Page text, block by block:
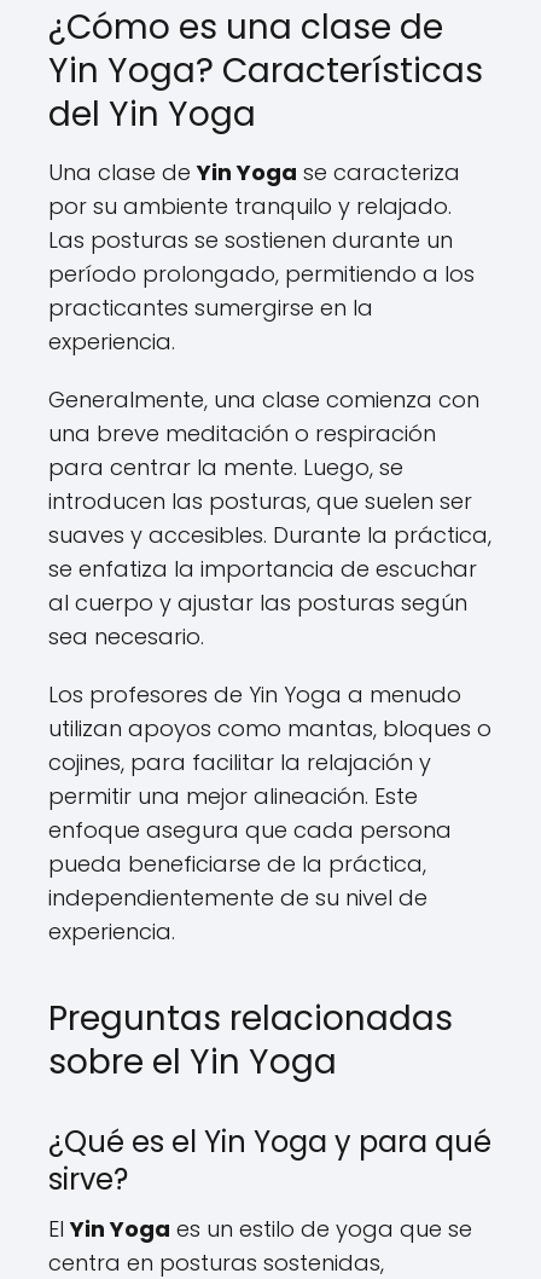
¿Cómo es una clase de
Yin Yoga? Características
del Yin Yoga
Una clase deYin Yoga se caracteriza
por su ambiente tranquilo y relajado.
Las posturas se sostienen durante un
período prolongado, permitiendo a los
practicantes sumergirse en la
experiencia.
Generalmente, una clase comienza con
una breve meditación o respiración
para centrar la mente. Luego, se
introducen las posturas, que suelen ser
suaves y accesibles. Durante la práctica,
se enfatiza la importancia de escuchar
al cuerpo y ajustar las posturas según
sea necesario.
Los profesores de Yin Yoga a menudo
utilizan apoyos como mantas, bloques o
cojines, para facilitar la relajación y
permitir una mejor alineación. Este
enfoque asegura que cada persona
pueda beneficiarse de la práctica,
independientemente de su nivel de
experiencia.
Preguntas relacionadas
sobre el Yin Yoga
¿Qué es el Yin Yoga y para qué
sirve?
ElYin Yoga es un estilo de yoga que se
centra en posturas sostenidas,